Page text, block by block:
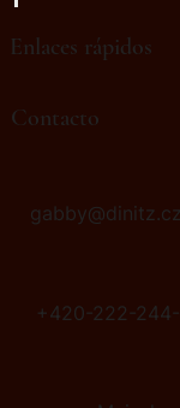
Contacto
gabby@dinitz.cz
+420-222-
Enlaces rápidos
Radio Golem